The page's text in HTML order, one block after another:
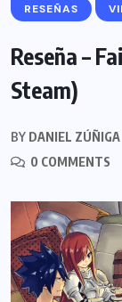
RESEÑAS
Reseña –
Steam)
BY DANIEL ZÚÑIGA
0 COMMENTS